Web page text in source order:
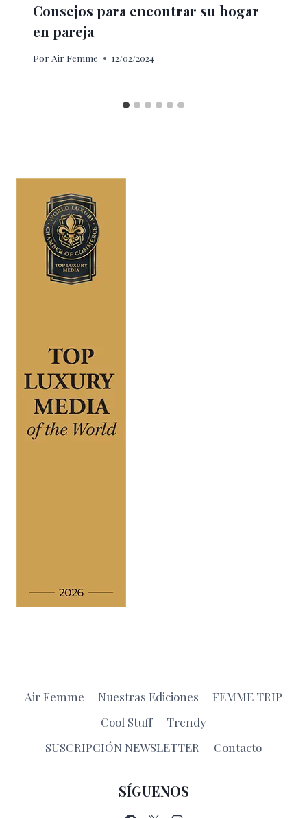
Consejos para encontrar su hogar
en pareja
Por Air Femme 12/02/2024
Air Femme Nuestras Ediciones
FEMME TRIP
Cool Stuff
Trendy
SUSCRIPCIÓN NEWSLETTER
Contacto
SÍGUENOS